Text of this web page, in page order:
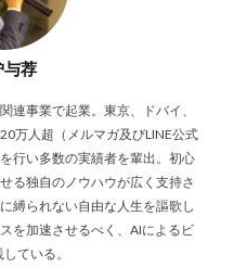
与荐
連事業で起業。東京、ドバイ、
万人超（メルマガ及びLINE公式
行い多数の実績者を輩出。初心
る独自のノウハウが広く支持さ
縛られない自由な人生を謳歌し
を加速させるべく、AIによるビ
ている。